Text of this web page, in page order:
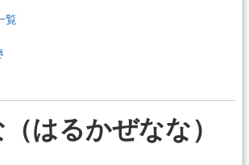
覧
はるかぜなな）